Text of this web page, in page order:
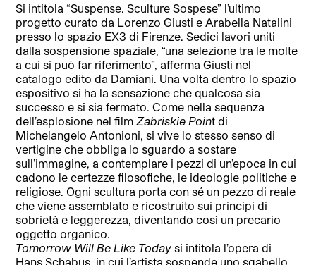
Si intitola “Suspense. Sculture Sospese” l’ultimo
progetto curato da Lorenzo Giusti e Arabella Natalini
presso lo spazio EX3 di Firenze. Sedici lavori uniti
dalla sospensione spaziale, “una selezione tra le molte
a cui si può far riferimento”, afferma Giusti nel
catalogo edito da Damiani. Una volta dentro lo spazio
espositivo si ha la sensazione che qualcosa sia
successo e si sia fermato. Come nella sequenza
dell’esplosione nel film Zabriskie Point di
Michelangelo Antonioni, si vive lo stesso senso di
vertigine che obbliga lo sguardo a sostare
sull’immagine, a contemplare i pezzi di un’epoca in cui
cadono le certezze filosofiche, le ideologie politiche e
religiose. Ogni scultura porta con sé un pezzo di reale
che viene assemblato e ricostruito sui principi di
sobrietà e leggerezza, diventando così un precario
oggetto organico.
Tomorrow Will Be Like Today si intitola l’opera di
Hans Schabus, in cui l’artista sospende uno sgabello